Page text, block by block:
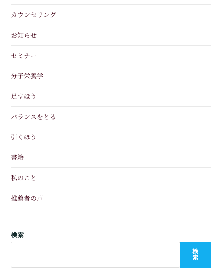
カウンセリング
お知らせ
セミナー
分子栄養学
足すほう
バランスをとる
引くほう
書籍
私のこと
推薦者の声
検索
検
索